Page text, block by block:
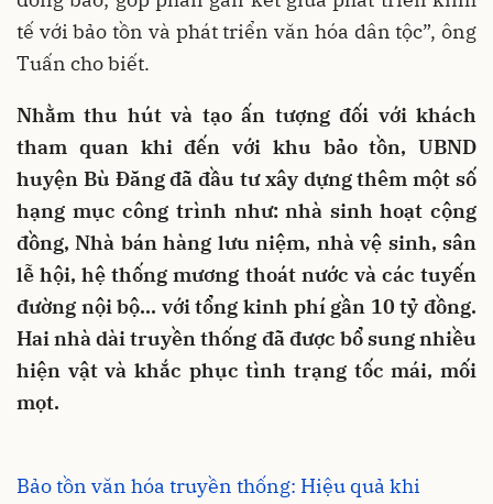
tế với bảo tồn và phát triển văn hóa dân tộc”, ông
Tuấn cho biết.
Nhằm thu hút và tạo ấn tượng đối với khách
tham quan khi đến với khu bảo tồn, UBND
huyện Bù Đăng đã đầu tư xây dựng thêm một số
hạng mục công trình như: nhà sinh hoạt cộng
đồng, Nhà bán hàng lưu niệm, nhà vệ sinh, sân
lễ hội, hệ thống mương thoát nước và các tuyến
đường nội bộ... với tổng kinh phí gần 10 tỷ đồng.
Hai nhà dài truyền thống đã được bổ sung nhiều
hiện vật và khắc phục tình trạng tốc mái, mối
mọt.
Bảo tồn văn hóa truyền thống: Hiệu quả khi